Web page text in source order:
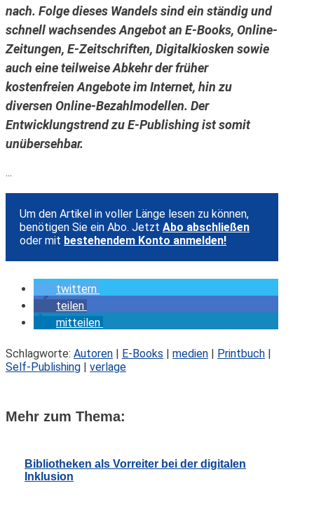
nach. Folge dieses Wandels sind ein ständig und
schnell wachsendes Angebot an E-Books, Online-
Zeitungen, E-Zeitschriften, Digitalkiosken sowie
auch eine teilweise Abkehr der früher
kostenfreien Angebote im Internet, hin zu
diversen Online-Bezahlmodellen. Der
Entwicklungstrend zu E-Publishing ist somit
unübersehbar.
...
Um den Artikel in voller Länge lesen zu können,
benötigen Sie ein Abo. Jetzt Abo abschließen
oder mit bestehendem Konto anmelden!
twittern
teilen
mitteilen
Schlagworte: Autoren | E-Books | medien | Printbuch |
Self-Publishing | verlage
Mehr zum Thema:
Bibliotheken als Vorreiter bei der digitalen
Inklusion